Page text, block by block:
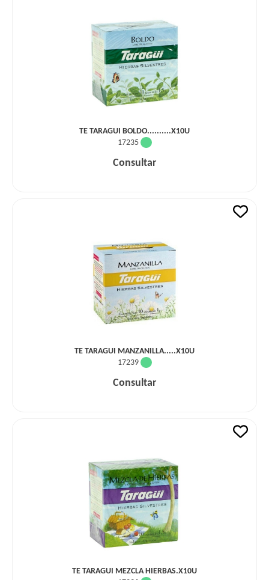
TE TARAGUI BOLDO..........X10U
17235
Consultar
TE TARAGUI MANZANILLA.....X10U
17239
Consultar
TE TARAGUI MEZCLA HIERBAS.X10U